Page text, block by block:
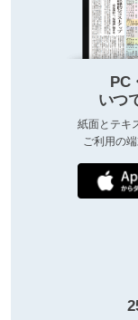
PC
いつ
紙面とテキ
ご利用の